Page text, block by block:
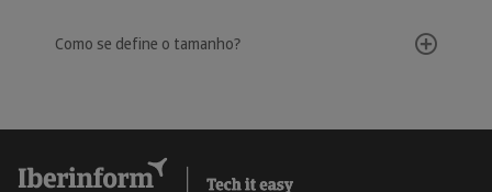
Como se define o tamanho?